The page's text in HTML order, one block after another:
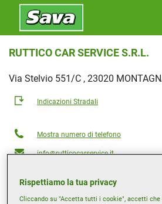
RUTTICO CAR SERVICE S.R.L.
Via Stelvio 551/C , 23020
Indicazioni Stradali
Mostra numero di telefono
info@rutticocarservice.it
Rispettiamo la tua privacy
Cliccando su "Accetta tutti i cookie", accetti che